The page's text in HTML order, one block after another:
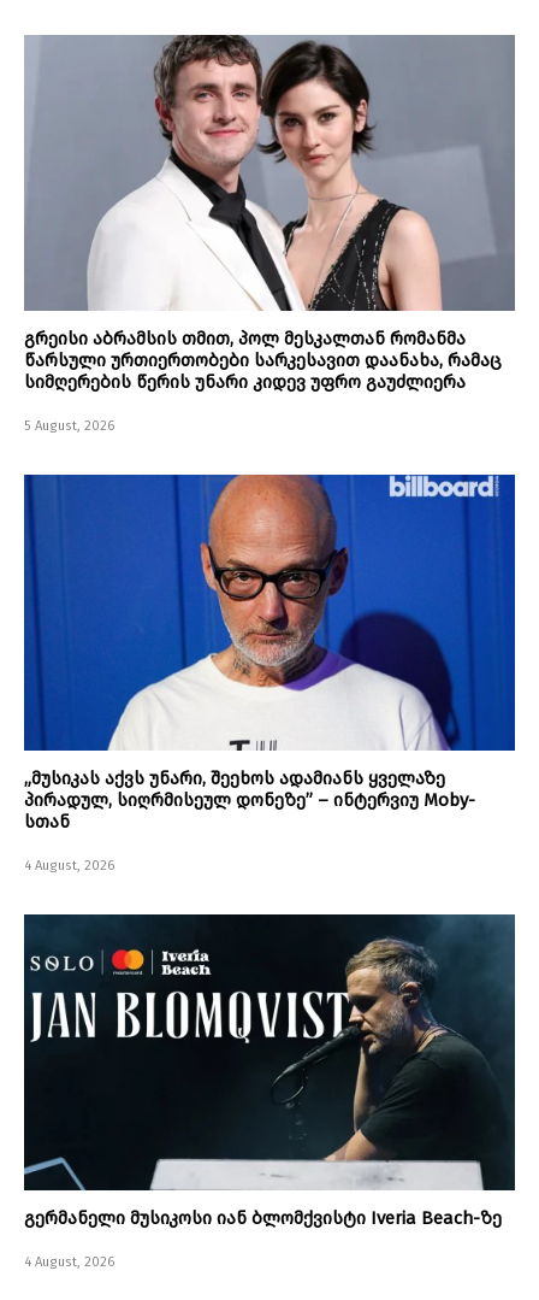
გრეისი აბრამსის თმით, პოლ მესკალთან რომანმა
წარსული ურთიერთობები სარკესავით დაანახა, რამაც
სიმღერების წერის უნარი კიდევ უფრო გაუძლიერა
5 August, 2026
„მუსიკას აქვს უნარი, შეეხოს ადამიანს ყველაზე
პირადულ, სიღრმისეულ დონეზე” – ინტერვიუ Moby-
სთან
4 August, 2026
გერმანელი მუსიკოსი იან ბლომქვისტი Iveria Beach-ზე
4 August, 2026